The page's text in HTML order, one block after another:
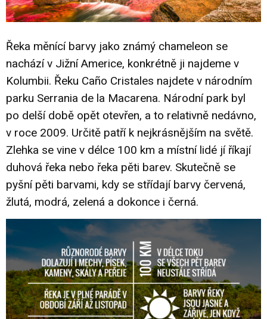
Řeka měnící barvy jako známý chameleon se
nachází v Jižní Americe, konkrétně ji najdeme v
Kolumbii. Řeku Caño Cristales najdete v národním
parku Serrania de la Macarena. Národní park byl
po delší době opět otevřen, a to relativně nedávno,
v roce 2009. Určitě patří k nejkrásnějším na světě.
Zlehka se vine v délce 100 km a místní lidé jí říkají
duhová řeka nebo řeka pěti barev. Skutečně se
pyšní pěti barvami, kdy se střídají barvy červená,
žlutá, modrá, zelená a dokonce i černá.